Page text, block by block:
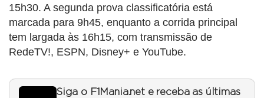
15h30. A segunda prova classificatória está
marcada para 9h45, enquanto a corrida principal
tem largada às 16h15, com transmissão de
RedeTV!, ESPN, Disney+ e YouTube.
Siga o F1Mania.net e receba as últimas